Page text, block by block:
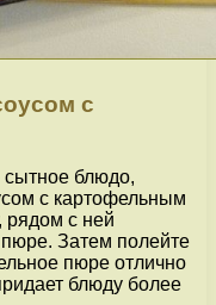
с
сытное блюдо,
с картофельным
рядом с ней
Затем полейте
пюре отлично
блюду более